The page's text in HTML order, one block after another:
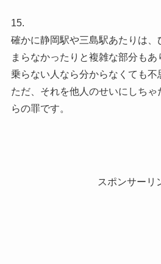
15.
確かに静岡駅や三島駅あたりは、
まらなかったりと複雑な部分も
乗らない人なら分からなくても不
ただ、それを他人のせいにしちゃ
らの罪です。
スポンサーリ